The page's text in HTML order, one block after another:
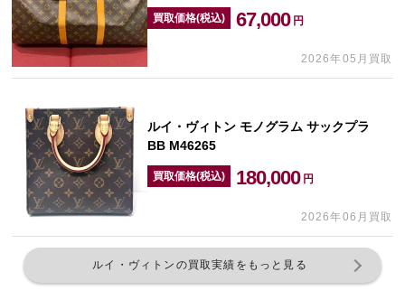
買取価格(税込) 67,000 円
2026年05月買取
ルイ・ヴィトン モノグラム サックプラ
BB M46265
買取価格(税込) 180,000 円
2026年06月買取
ルイ・ヴィトンの買取実績をもっと見る